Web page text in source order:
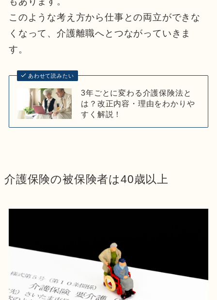
このような考え方から仕事との両立ができな
くなって、介護離職へとつながっていきま
す。
あわせて読みたい
3年ごとに変わる介護保険法と
は？改正内容・理由をわかりや
すく解説！
介護保険の被保険者は40歳以上